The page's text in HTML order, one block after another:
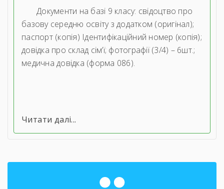
Документи на базі 9 класу: свідоцтво про
базову середню освіту з додатком (оригінал);
паспорт (копія) Ідентифікаційний номер (копія);
довідка про склад сім’ї; фотографії (3/4) – 6шт.;
медична довідка (форма 086).
Читати далі...